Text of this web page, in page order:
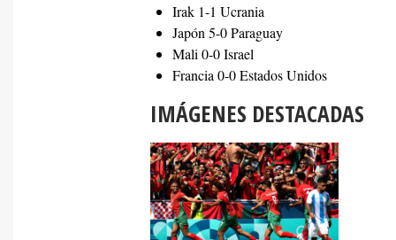
Irak 1-1 Ucrania
Japón 5-0 Paraguay
Mali 0-0 Israel
Francia 0-0 Estados Unidos
IMÁGENES DESTACADAS